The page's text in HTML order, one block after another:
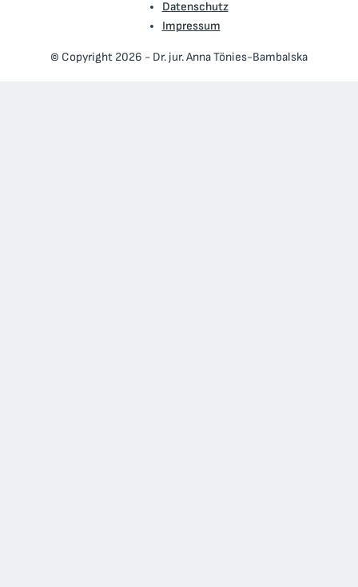
Datenschutz
Impressum
© Copyright 2026 - Dr. jur. Anna Tönies-Bambalska